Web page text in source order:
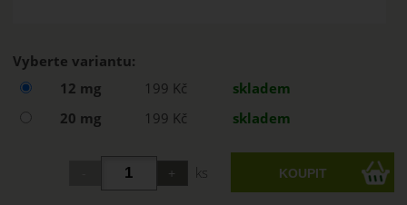
Vyberte variantu:
12 mg
199 Kč
skladem
20 mg
199 Kč skladem
ks